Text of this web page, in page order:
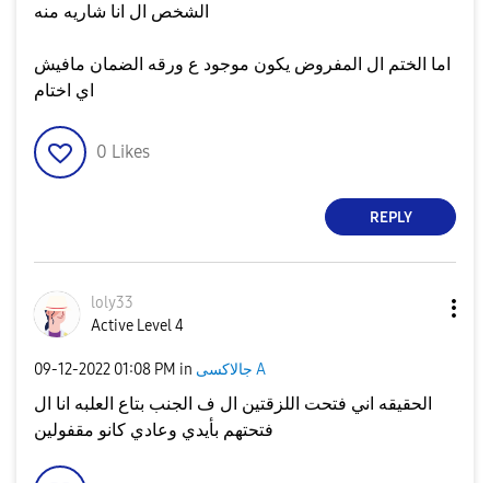
الشخص ال انا شاريه منه
اما الختم ال المفروض يكون موجود ع ورقه الضمان مافيش
اي اختام
0 Likes
REPLY
loly33
Active Level 4
‎09-12-2022 01:08 PM in جالاكسى A
الحقيقه اني فتحت اللزقتين ال ف الجنب بتاع العلبه انا ال
فتحتهم بأيدي وعادي كانو مقفولين